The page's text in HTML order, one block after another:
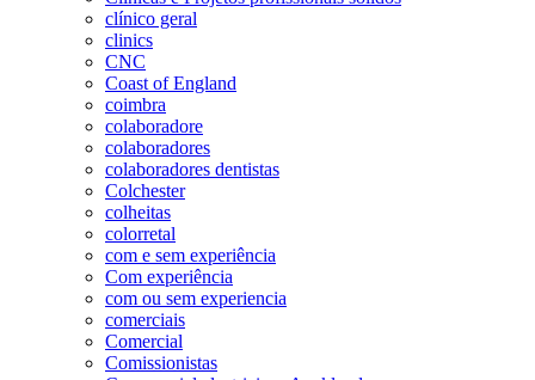
clínico geral
clinics
CNC
Coast of England
coimbra
colaboradore
colaboradores
colaboradores dentistas
Colchester
colheitas
colorretal
com e sem experiência
Com experiência
com ou sem experiencia
comerciais
Comercial
Comissionistas